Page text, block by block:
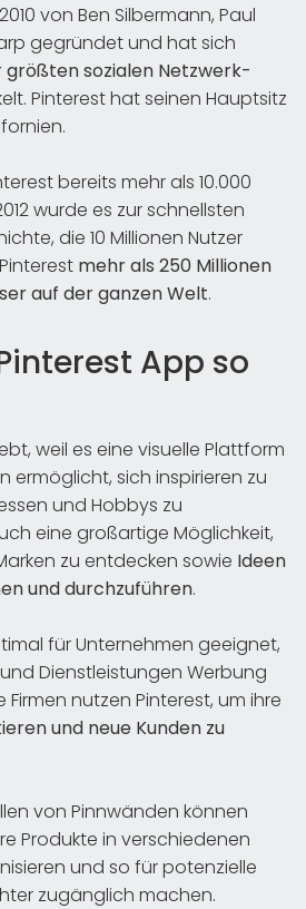
von Ben Silbermann, Paul
gegründet und hat sich
größten sozialen Netzwerk-
Pinterest hat seinen Hauptsitz
bereits mehr als 10.000
wurde es zur schnellsten
die 10 Millionen Nutzer
mehr als 250 Millionen
auf der ganzen Welt.
App so
weil es eine visuelle Plattform
ermöglicht, sich inspirieren zu
und Hobbys zu
eine großartige Möglichkeit,
zu entdecken sowie Ideen
und durchzuführen.
für Unternehmen geeignet,
Dienstleistungen Werbung
nutzen Pinterest, um ihre
und neue Kunden zu
von Pinnwänden können
Produkte in verschiedenen
und so für potenzielle
zugänglich machen.